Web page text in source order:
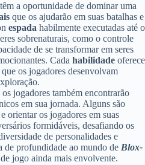
a oportunidade de dominar uma
que os ajudarão em suas batalhas e
espada habilmente executadas até o
sobrenaturais, como o controle
de se transformar em seres
Cada habilidade oferece
os jogadores desenvolvam
os jogadores também encontrarão
em sua jornada. Alguns são
orientar os jogadores em suas
formidáveis, desafiando os
de personalidades e
de profundidade ao mundo de Blox-
jogo ainda mais envolvente.